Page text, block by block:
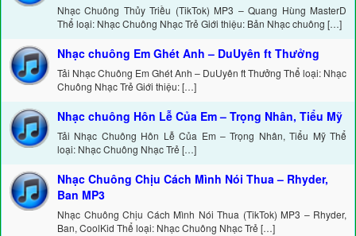
Nhạc Chuông Thủy Triều (TikTok) MP3 – Quang Hùng MasterD
Thể loại: Nhạc Chuông Nhạc Trẻ Giới thiệu: Bản Nhạc chuông […]
Nhạc chuông Em Ghét Anh – DuUyên ft Thưởng
Tải Nhạc Chuông Em Ghét Anh – DuUyên ft Thưởng Thể loại: Nhạc
Chuông Nhạc Trẻ Giới thiệu: […]
Nhạc chuông Hôn Lễ Của Em – Trọng Nhân, Tiểu Mỹ
Tải Nhạc Chuông Hôn Lễ Của Em – Trọng Nhân, Tiểu Mỹ Thể
loại: Nhạc Chuông Nhạc Trẻ […]
Nhạc Chuông Chịu Cách Mình Nói Thua – Rhyder,
Ban MP3
Nhạc Chuông Chịu Cách Mình Nói Thua (TikTok) MP3 – Rhyder,
Ban, CoolKid Thể loại: Nhạc Chuông Nhạc Trẻ […]